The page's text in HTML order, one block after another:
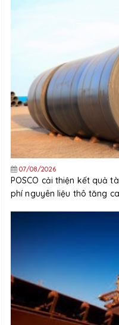
07/08/2026
POSCO cải thiện kết quả
phí nguyên liệu thô tăng